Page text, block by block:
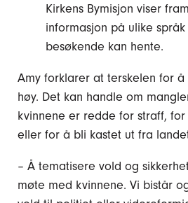
Kirkens Bymisjon viser
informasjon på ulike språk
besøkende kan hente.
Amy forklarer at terskelen for
høy. Det kan handle om
kvinnene er redde for straff,
eller for å bli kastet ut fra
– Å tematisere vold og
møte med kvinnene. Vi bistår